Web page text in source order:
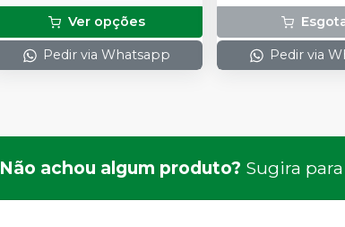
Ver opções
Pedir via Whatsapp Pedir via
Não achou algum produto? Sugira para